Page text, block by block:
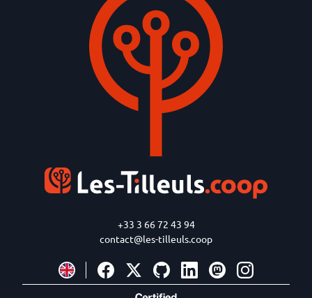
+33 3 66 72 43 94
contact@les-tilleuls.coop